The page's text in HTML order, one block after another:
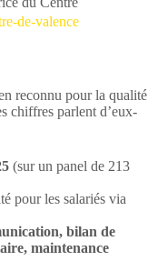
de-valence
reconnu pour la qualité
chiffres parlent d’eux-
(sur un panel de 213
pour les salariés via
bilan de
maintenance